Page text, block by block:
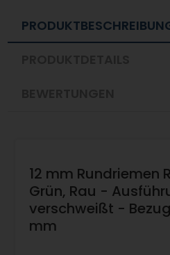
12 mm Rundriemen
Grün, Rau -
verschweißt -
mm